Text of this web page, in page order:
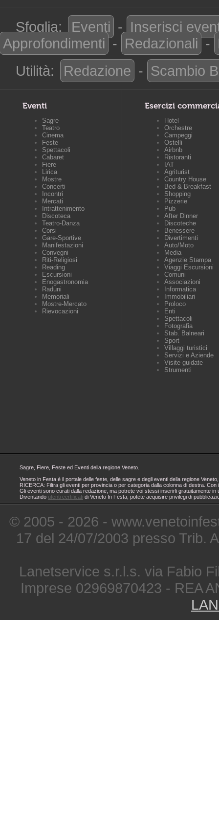
Sfoglia: Eventi - Inserisci
Approfondimenti - Redazionali -
Utilità:
Redazione - Scambio
Eventi
Sagre
Teatro
Cinema
Feste
Spettacoli
Cabaret
Fiere
Lirica
Mostre
Concerti
Incontri
Mercati
Intrattenimento
Discoteca
Teatro-Danza
Corsi
Gare-Sportive
Manifestazioni
Convegni
Riti-Religiosi
Reading
Escursioni
Enogastronomia
Raduni
Memoriali
Mostre-Mercato
Rievocazioni
Esercizi
Hotel
Orchestre
Campeggi
Ostelli
Airbnb
Ristoranti
IAT
Agriturist
Country House
Bed & Breakfast
Shopping
Pizzerie
Pub
After Dinner
Discoteche
Benessere
Divertimenti
Auto/Moto
Media
Agenzie Stampa
Viaggi Escursioni
Comuni
Associazioni
Informatica
Immobiliari
Proloco
Enti
Spettacoli
Fotografia
Stab. Balneari
Sport
Villaggi turistici
Servizi e Aziende
Visite guidate
Strumenti
Sagre, Fiere, Feste ed Eventi della regione Veneto.
Veneto in Festa è il portale delle feste, delle sagre e degli eventi della regione
RICERCA: Filtra gli eventi per provincia o per categoria dalla colonna di destra.
Gli eventi sono curati dalla redazione, ma potrete voi stessi inserirli gratuitamente
Diventando utenti certificati di Veneto In Festa, potete acquisire privilegi di
© 2005 - 2026 -
17 del 24/07/2003 presso Trib.
Lanetservice s.r.l.s. via Fabio
Imprese 02969870423 - REA